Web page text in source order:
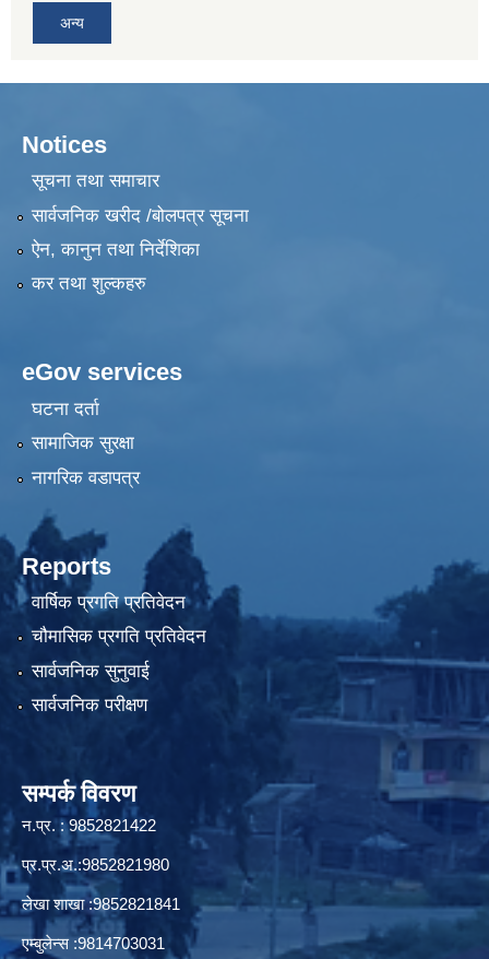
अन्य
Notices
सूचना तथा समाचार
सार्वजनिक खरीद /बोलपत्र सूचना
ऐन, कानुन तथा निर्देशिका
कर तथा शुल्कहरु
eGov services
घटना दर्ता
सामाजिक सुरक्षा
नागरिक वडापत्र
Reports
वार्षिक प्रगति प्रतिवेदन
चौमासिक प्रगति प्रतिवेदन
सार्वजनिक सुनुवाई
सार्वजनिक परीक्षण
सम्पर्क विवरण
न.प्र. : 9852821422
प्र.प्र.अ.:9852821980
लेखा शाखा :9852821841
एम्बुलेन्स :9814703031